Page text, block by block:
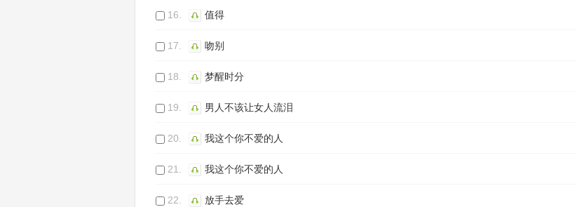
16. 值得
17. 吻别
18. 梦醒时分
19. 男人不该让女人流泪
20. 我这个你不爱的人
21. 我这个你不爱的人
22. 放手去爱